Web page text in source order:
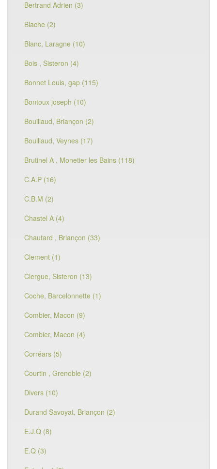
Bertrand Adrien (3)
Blache (2)
Blanc, Laragne (10)
Bois , Sisteron (4)
Bonnet Louis, gap (115)
Bontoux joseph (10)
Bouillaud, Briançon (2)
Bouillaud, Veynes (17)
Brutinel A , Monetier les Bains (118)
C.A.P (16)
C.B.M (2)
Chastel A (4)
Chautard , Briançon (33)
Clement (1)
Clergue, Sisteron (13)
Coche, Barcelonnette (1)
Combier, Macon (9)
Combier, Macon (4)
Corréars (5)
Courtin , Grenoble (2)
Divers (10)
Durand Savoyat, Briançon (2)
E.J.Q (8)
E.Q (3)